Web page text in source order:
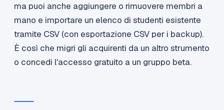
ma puoi anche aggiungere o rimuovere membri a
mano e importare un elenco di studenti esistente
tramite CSV (con esportazione CSV per i backup).
È così che migri gli acquirenti da un altro strumento
o concedi l'accesso gratuito a un gruppo beta.